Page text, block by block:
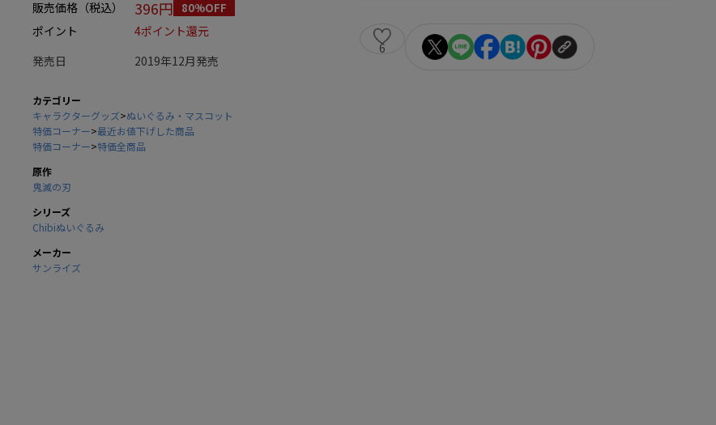
販売価格（税込）
396円 80%OFF
ポイント
4ポイント還元
発売日
2019年12月発売
カテゴリー
キャラクターグッズ>ぬいぐるみ・マスコット
特価コーナー>最近お値下げした商品
特価コーナー>特価全商品
原作
鬼滅の刃
シリーズ
Chibiぬいぐるみ
メーカー
サンライズ
6